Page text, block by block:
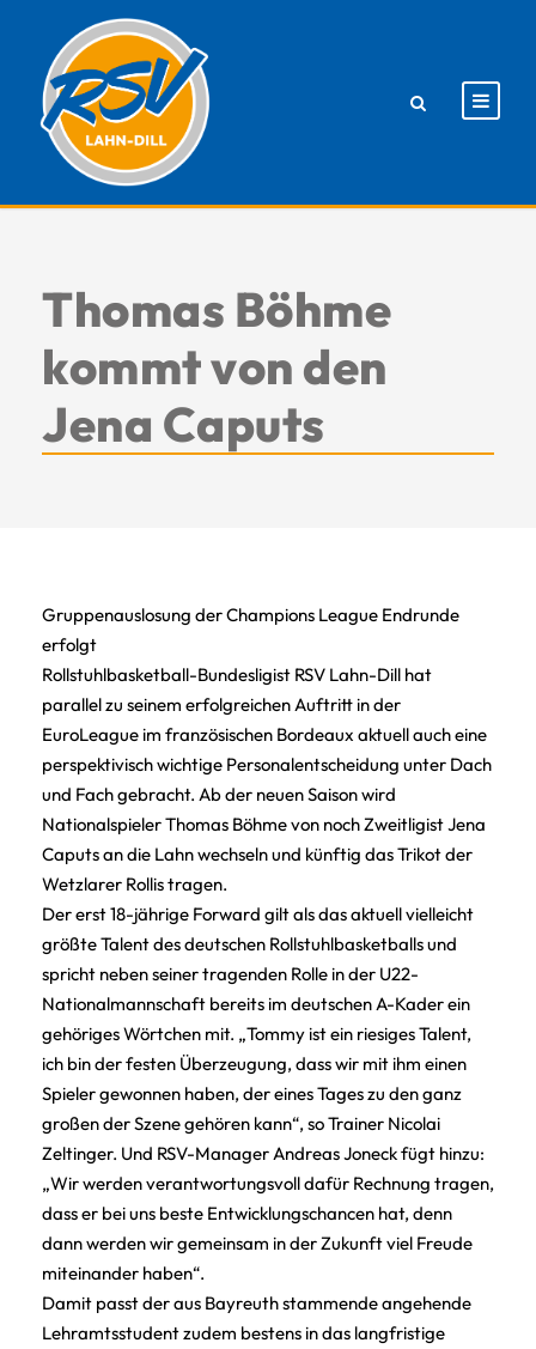
Thomas Böhme
kommt von den
Jena Caputs
Gruppenauslosung der Champions League Endrunde
erfolgt
Rollstuhlbasketball-Bundesligist RSV Lahn-Dill hat
parallel zu seinem erfolgreichen Auftritt in der
EuroLeague im französischen Bordeaux aktuell auch eine
perspektivisch wichtige Personalentscheidung unter Dach
und Fach gebracht. Ab der neuen Saison wird
Nationalspieler Thomas Böhme von noch Zweitligist Jena
Caputs an die Lahn wechseln und künftig das Trikot der
Wetzlarer Rollis tragen.
Der erst 18-jährige Forward gilt als das aktuell vielleicht
größte Talent des deutschen Rollstuhlbasketballs und
spricht neben seiner tragenden Rolle in der U22-
Nationalmannschaft bereits im deutschen A-Kader ein
gehöriges Wörtchen mit. „Tommy ist ein riesiges Talent,
ich bin der festen Überzeugung, dass wir mit ihm einen
Spieler gewonnen haben, der eines Tages zu den ganz
großen der Szene gehören kann“, so Trainer Nicolai
Zeltinger. Und RSV-Manager Andreas Joneck fügt hinzu:
„Wir werden verantwortungsvoll dafür Rechnung tragen,
dass er bei uns beste Entwicklungschancen hat, denn
dann werden wir gemeinsam in der Zukunft viel Freude
miteinander haben“.
Damit passt der aus Bayreuth stammende angehende
Lehramtsstudent zudem bestens in das langfristige